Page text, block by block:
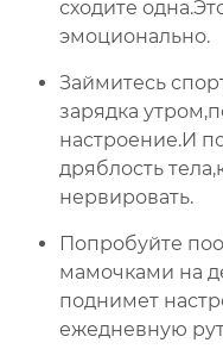
сходите
эмоционально.
Займитесь
зарядка
настроение.И
дряблость
нервировать.
Попробуйте
мамочками на
поднимет
ежедневную